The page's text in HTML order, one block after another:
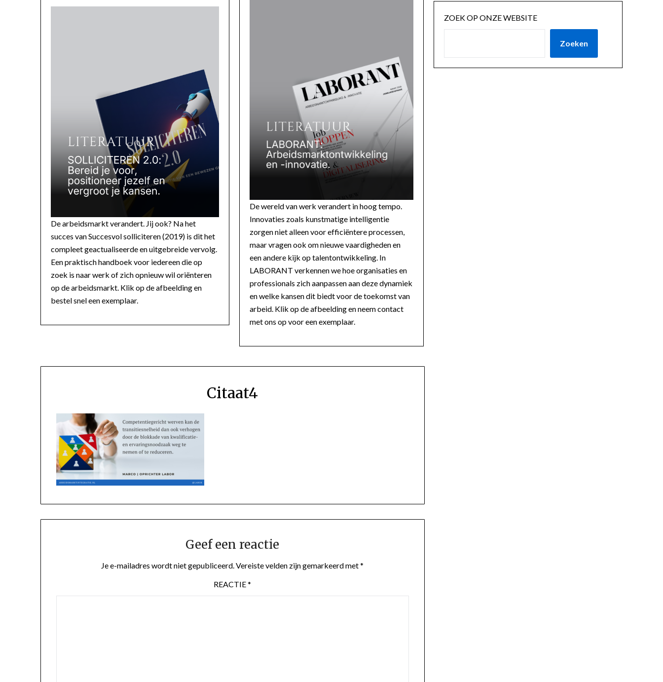
De arbeidsmarkt verandert. Jij ook? Na het
succes van Succesvol solliciteren (2019) is dit het
compleet geactualiseerde en uitgebreide vervolg.
Een praktisch handboek voor iedereen die op
zoek is naar werk of zich opnieuw wil oriënteren
op de arbeidsmarkt. Klik op de afbeelding en
bestel snel een exemplaar.
De wereld van werk verandert in hoog tempo.
Innovaties zoals kunstmatige intelligentie
zorgen niet alleen voor efficiëntere processen,
maar vragen ook om nieuwe vaardigheden en
een andere kijk op talentontwikkeling. In
LABORANT verkennen we hoe organisaties en
professionals zich aanpassen aan deze dynamiek
en welke kansen dit biedt voor de toekomst van
arbeid. Klik op de afbeelding en neem contact
met ons op voor een exemplaar.
ZOEK OP ONZE WEBSITE
Zoeken
Citaat4
Geef een reactie
Je e-mailadres wordt niet gepubliceerd.Vereiste velden zijn gemarkeerd met*
REACTIE*